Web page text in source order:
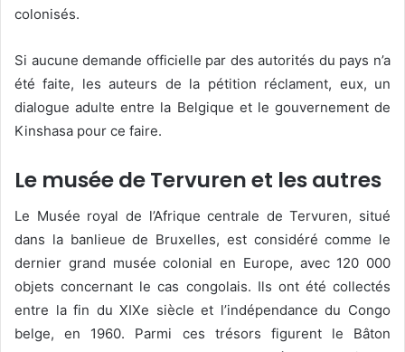
colonisés.
Si aucune demande officielle par des autorités du pays n’a
été faite, les auteurs de la pétition réclament, eux, un
dialogue adulte entre la Belgique et le gouvernement de
Kinshasa pour ce faire.
Le musée de Tervuren et les autres
Le Musée royal de l’Afrique centrale de Tervuren, situé
dans la banlieue de Bruxelles, est considéré comme le
dernier grand musée colonial en Europe, avec 120 000
objets concernant le cas congolais. Ils ont été collectés
entre la fin du XIXe siècle et l’indépendance du Congo
belge, en 1960. Parmi ces trésors figurent le Bâton